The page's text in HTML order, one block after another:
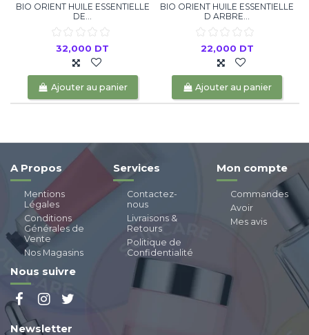
BIO ORIENT HUILE ESSENTIELLE
DE...
32,000 DT
Ajouter au panier
BIO ORIENT HUILE ESSENTIELLE
D ARBRE...
22,000 DT
Ajouter au panier
A Propos
Mentions
Légales
Conditions
Générales de
Vente
Nos Magasins
Services
Contactez-
nous
Livraisons &
Retours
Politique de
Confidentialité
Mon compte
Commandes
Avoir
Mes avis
Nous suivre
Newsletter